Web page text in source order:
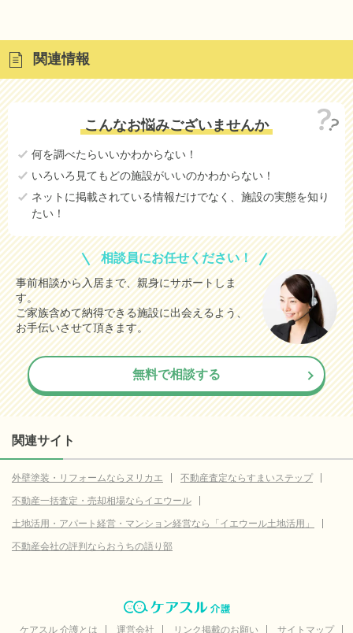
関連情報
こんなお悩みございませんか
何を調べたらいいかわからない！
いろいろ見てもどの施設がいいのかわからない！
ネットに掲載されている情報だけでなく、施設の実態を知り
たい！
相談員にお任せください！
事前相談から入居まで、親身にサポートしま
す。
ご家族含めて納得できる施設に出会えるよう、
お手伝いさせて頂きます。
無料で相談する
関連サイト
外壁塗装・リフォームならヌリカエ
不動産査定ならすまいステップ
不動産一括査定・売却相場ならイエウール
土地活用・アパート経営・マンション経営なら「イエウール土地活用」
不動産会社の評判ならおうちの語り部
ケアスル 介護とは 運営会社 リンク掲載のお願い サイトマップ